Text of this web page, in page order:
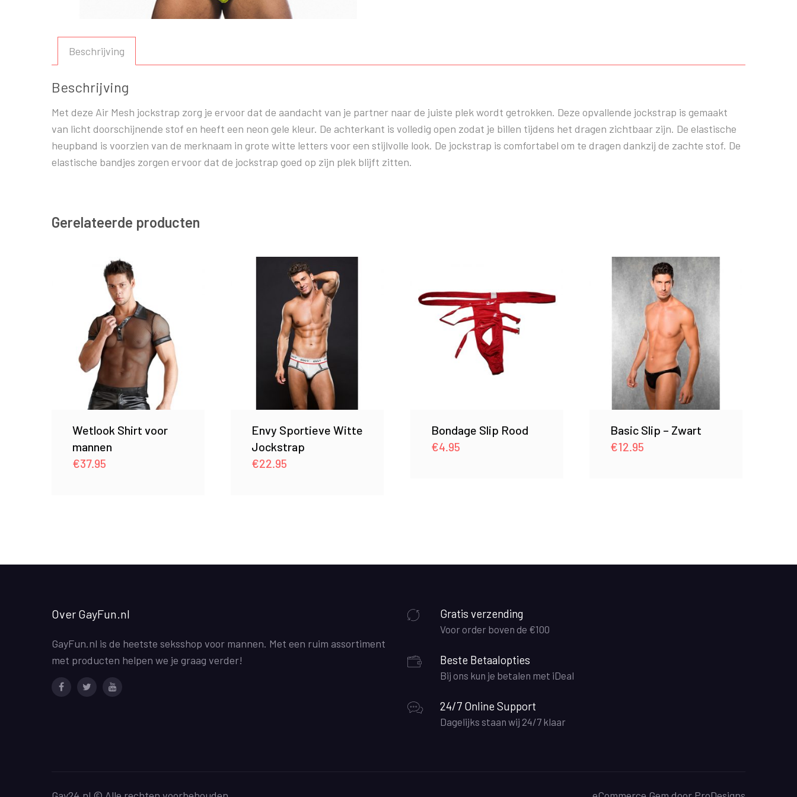
Beschrijving
Beschrijving
Met deze Air Mesh jockstrap zorg je ervoor dat de aandacht van je partner naar de juiste plek wordt getrokken. Deze opvallende jockstrap is gemaakt
van licht doorschijnende stof en heeft een neon gele kleur. De achterkant is volledig open zodat je billen tijdens het dragen zichtbaar zijn. De elastische
heupband is voorzien van de merknaam in grote witte letters voor een stijlvolle look. De jockstrap is comfortabel om te dragen dankzij de zachte stof. De
elastische bandjes zorgen ervoor dat de jockstrap goed op zijn plek blijft zitten.
Gerelateerde producten
Wetlook Shirt voor
mannen
€37.95
Envy Sportieve Witte
Jockstrap
€22.95
Bondage Slip Rood
€4.95
Basic Slip – Zwart
€12.95
Over GayFun.nl
GayFun.nl is de heetste seksshop voor mannen. Met een ruim assortiment
met producten helpen we je graag verder!
Gratis verzending
Voor order boven de €100
Beste Betaalopties
Bij ons kun je betalen met iDeal
24/7 Online Support
Dagelijks staan wij 24/7 klaar